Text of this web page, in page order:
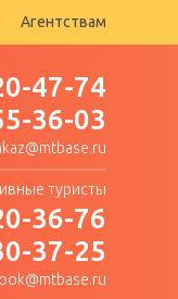
Агентствам
47-74
36-03
туристы
36-76
37-25